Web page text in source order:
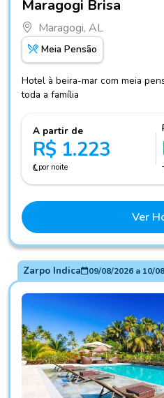
Maragogi Brisa
Maragogi, AL
Meia Pensão
Hotel à beira-mar com meia
toda a família
A partir de
R$ 1.223
por noite
Ver
Zarpo Indica 09/08/2026a 10/